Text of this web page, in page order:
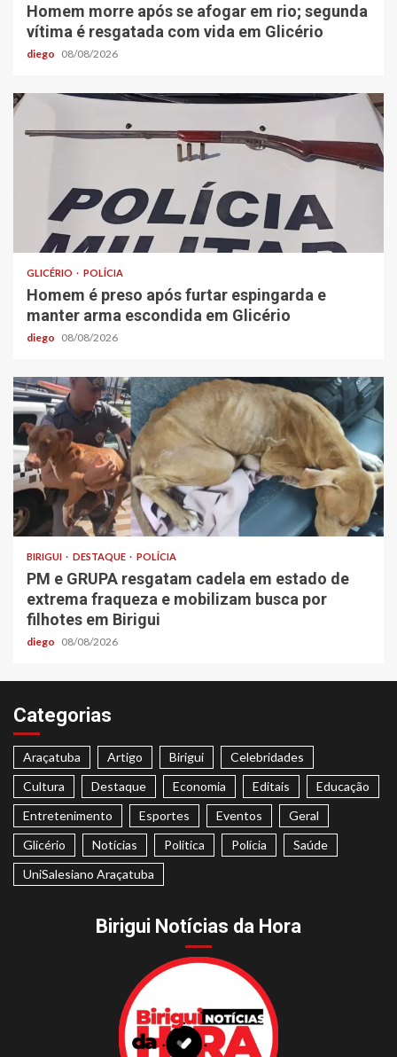
Homem morre após se afogar em rio; segunda
vítima é resgatada com vida em Glicério
diego 08/08/2026
GLICÉRIO POLÍCIA
Homem é preso após furtar espingarda e
manter arma escondida em Glicério
diego 08/08/2026
BIRIGUI DESTAQUE POLÍCIA
PM e GRUPA resgatam cadela em estado de
extrema fraqueza e mobilizam busca por
filhotes em Birigui
diego 08/08/2026
Categorias
Araçatuba Artigo Birigui
Celebridades
Cultura
Destaque Economia Editais
Educação
Entretenimento
Esportes Eventos
Geral
Glicério
Notícias Politica Polícia
Saúde
UniSalesiano Araçatuba
Birigui Notícias da Hora